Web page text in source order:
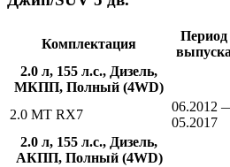
Комплектация
Период
выпуска
2.0 л, 155 л.с., Дизель,
МКПП, Полный (4WD)
2.0 MT RX7
06.2012
05.2017
2.0 л, 155 л.с., Дизель,
АКПП, Полный (4WD)